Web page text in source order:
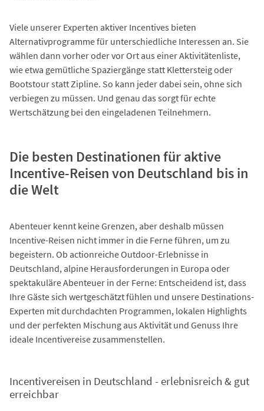
Viele unserer Experten aktiver Incentives bieten
Alternativprogramme für unterschiedliche Interessen an. Sie
wählen dann vorher oder vor Ort aus einer Aktivitätenliste,
wie etwa gemütliche Spaziergänge statt Klettersteig oder
Bootstour statt Zipline. So kann jeder dabei sein, ohne sich
verbiegen zu müssen. Und genau das sorgt für echte
Wertschätzung bei den eingeladenen Teilnehmern.
Die besten Destinationen für aktive
Incentive-Reisen von Deutschland bis in
die Welt
Abenteuer kennt keine Grenzen, aber deshalb müssen
Incentive-Reisen nicht immer in die Ferne führen, um zu
begeistern. Ob actionreiche Outdoor-Erlebnisse in
Deutschland, alpine Herausforderungen in Europa oder
spektakuläre Abenteuer in der Ferne: Entscheidend ist, dass
Ihre Gäste sich wertgeschätzt fühlen und unsere Destinations-
Experten mit durchdachten Programmen, lokalen Highlights
und der perfekten Mischung aus Aktivität und Genuss Ihre
ideale Incentivereise zusammenstellen.
Incentivereisen in Deutschland - erlebnisreich & gut
erreichbar